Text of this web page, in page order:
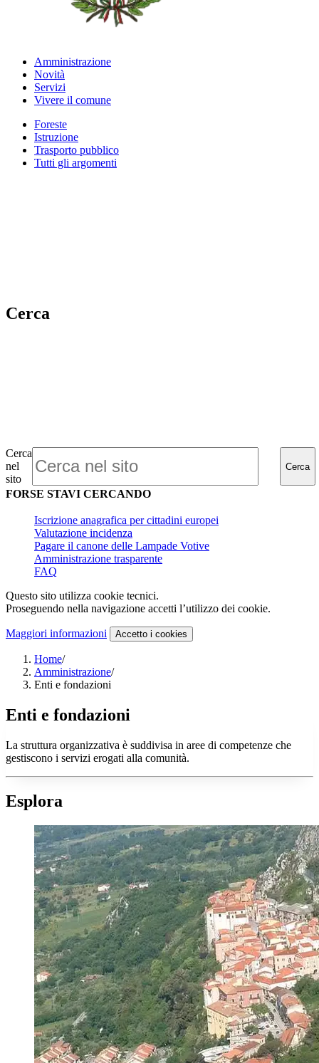
Amministrazione
Novità
Servizi
Vivere il comune
Foreste
Istruzione
Trasporto pubblico
Tutti gli argomenti
Cerca
Cerca
nel
sito
Cerca
FORSE STAVI CERCANDO
Iscrizione anagrafica per cittadini europei
Valutazione incidenza
Pagare il canone delle Lampade Votive
Amministrazione trasparente
FAQ
Questo sito utilizza cookie tecnici.
Proseguendo nella navigazione accetti l’utilizzo dei cookie.
Maggiori informazioni Accetto i cookies
Home/
Amministrazione/
Enti e fondazioni
Enti e fondazioni
La struttura organizzativa è suddivisa in aree di competenze che
gestiscono i servizi erogati alla comunità.
Esplora